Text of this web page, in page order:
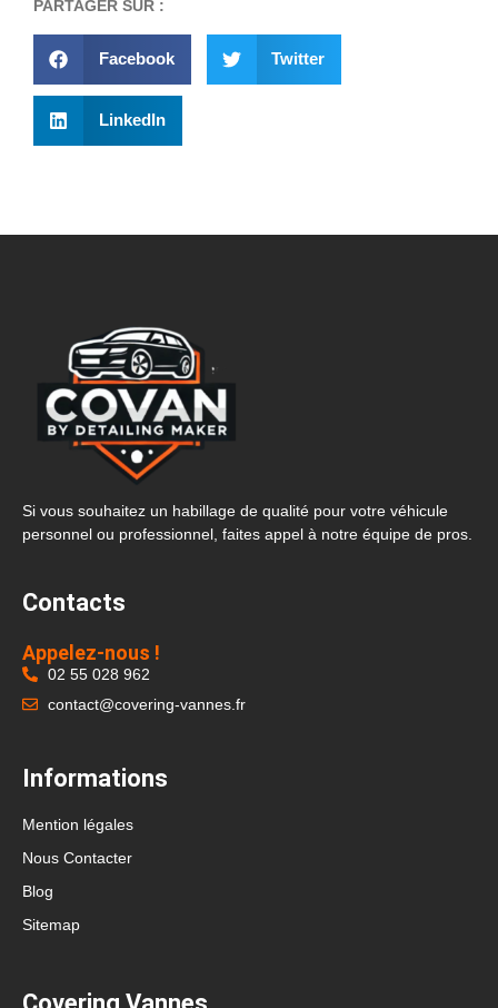
PARTAGER SUR :
Facebook Twitter
LinkedIn
Si vous souhaitez un habillage de qualité pour votre véhicule
personnel ou professionnel, faites appel à notre équipe de pros.
Contacts
Appelez-nous !
02 55 028 962
contact@covering-vannes.fr
Informations
Mention légales
Nous Contacter
Blog
Sitemap